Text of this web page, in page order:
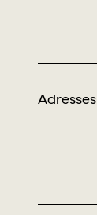
Adresses